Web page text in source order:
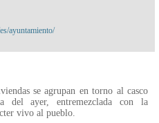
ayuntamiento/
se agrupan en torno al casco
del ayer, entremezclada con la
vivo al pueblo.